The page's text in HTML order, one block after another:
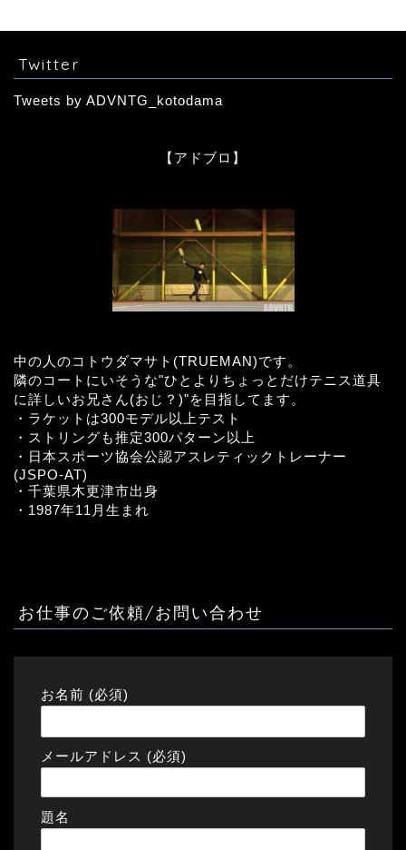
Twitter
Tweets by ADVNTG_kotodama
【アドブロ】
中の人のコトウダマサト(TRUEMAN)です。
隣のコートにいそうな"ひとよりちょっとだけテニス道具
に詳しいお兄さん(おじ？)"を目指してます。
・ラケットは300モデル以上テスト
・ストリングも推定300パターン以上
・日本スポーツ協会公認アスレティックトレーナー
(JSPO-AT)
・千葉県木更津市出身
・1987年11月生まれ
お仕事のご依頼/お問い合わせ
お名前 (必須)
メールアドレス (必須)
題名